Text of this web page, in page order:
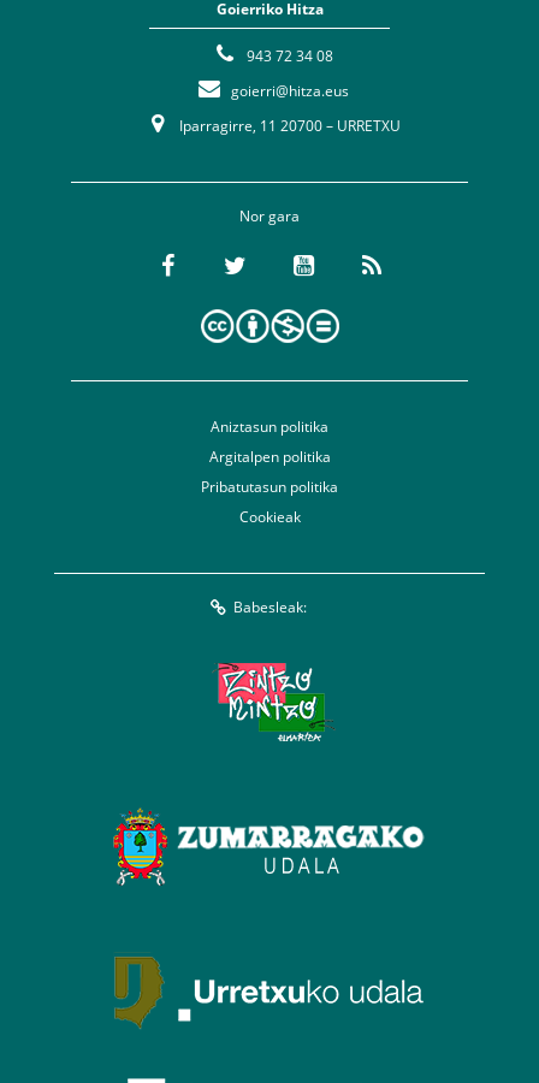
Goierriko Hitza
943 72 34 08
goierri@hitza.eus
Iparragirre, 11 20700 – URRETXU
Nor gara
Aniztasun politika
Argitalpen politika
Pribatutasun politika
Cookieak
Babesleak: